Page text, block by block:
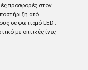
προσφορές στον
από
σε φωτισμό LED .
με οπτικές ίνες